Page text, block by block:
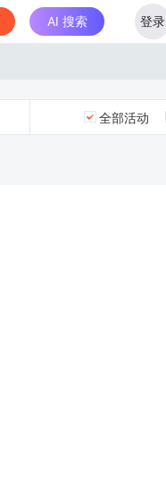
AI 搜索 登录
全部活动